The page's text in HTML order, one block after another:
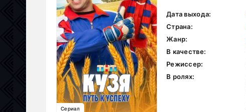
Сериал
Дата выхода:
Страна:
Жанр:
В качестве:
Режиссер:
В ролях: